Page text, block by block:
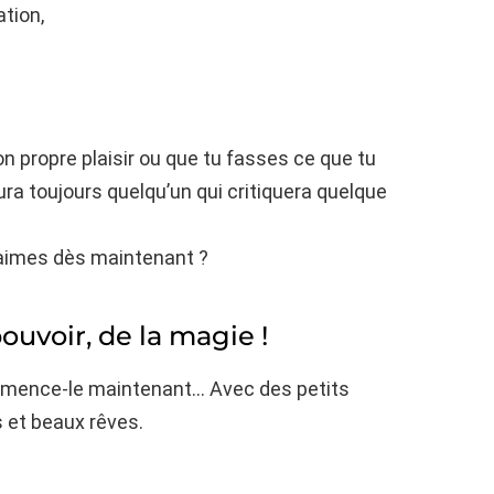
propre plaisir ou que tu fasses ce que tu
toujours quelqu’un qui critiquera quelque
dès maintenant ?
de la magie !
le maintenant… Avec des petits
beaux rêves.